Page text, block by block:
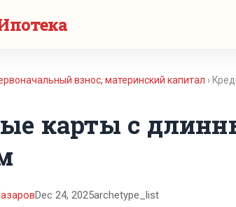
взнос, материнский капитал ›
карты с
Dec 24, 2025archetype_list